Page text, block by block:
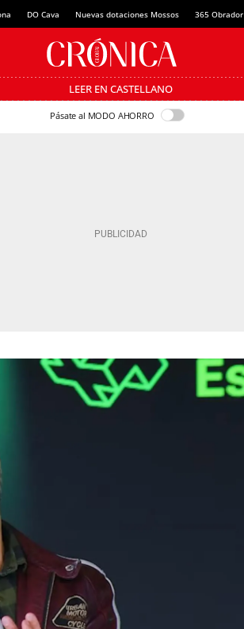
DO Cava Nuevas dotaciones Mossos 365 Obrador
LEER EN CASTELLANO
Pásate al MODO AHORRO